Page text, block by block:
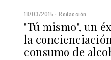
18/03/2015 Redacción
"Tú mismo", un
la
consumo de